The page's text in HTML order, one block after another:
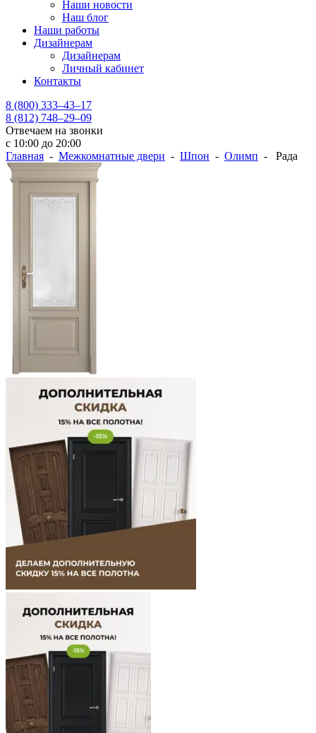
Наши новости
Наш блог
Наши работы
Дизайнерам
Дизайнерам
Личный кабинет
Контакты
8 (800) 333–43–17
8 (812) 748–29–09
Отвечаем на звонки
с 10:00 до 20:00
Главная - Межкомнатные двери - Шпон - Олимп - Рада